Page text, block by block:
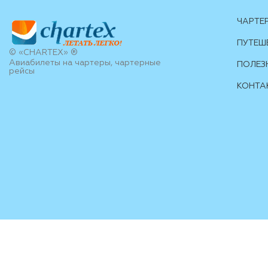
© «CHARTEX» ®
Авиабилеты на чартеры, чартерные
рейсы